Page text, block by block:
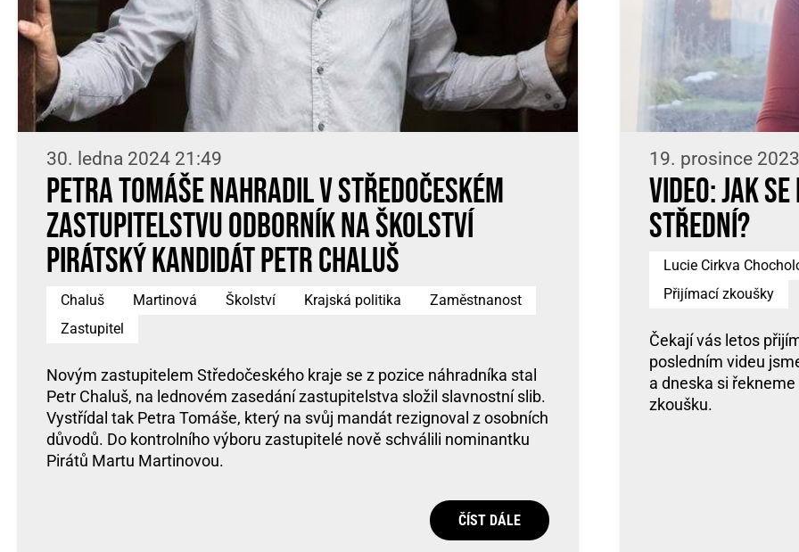
30. ledna 2024 21:49
Petra Tomáše nahradil v středočeském
zastupitelstvu odborník na školství
pirátský kandidát Petr Chaluš
Chaluš Martinová Školství Krajská politika
Zaměstnanost
Zastupitel
Novým zastupitelem Středočeského kraje se z pozice náhradníka stal
Petr Chaluš, na lednovém zasedání zastupitelstva složil slavnostní slib.
Vystřídal tak Petra Tomáše, který na svůj mandát rezignoval z osobních
důvodů. Do kontrolního výboru zastupitelé nově schválili nominantku
Pirátů Martu Martinovou.
ČÍST DÁLE
19. prosince
Video: jak
střední?
Lucie Cirkva
Přijímací zkoušky
Čekají vás letos
posledním videu
a dneska si
zkoušku.